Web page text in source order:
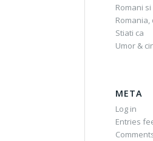
Romani
Stiati ca
Umor &
META
Log in
Entries